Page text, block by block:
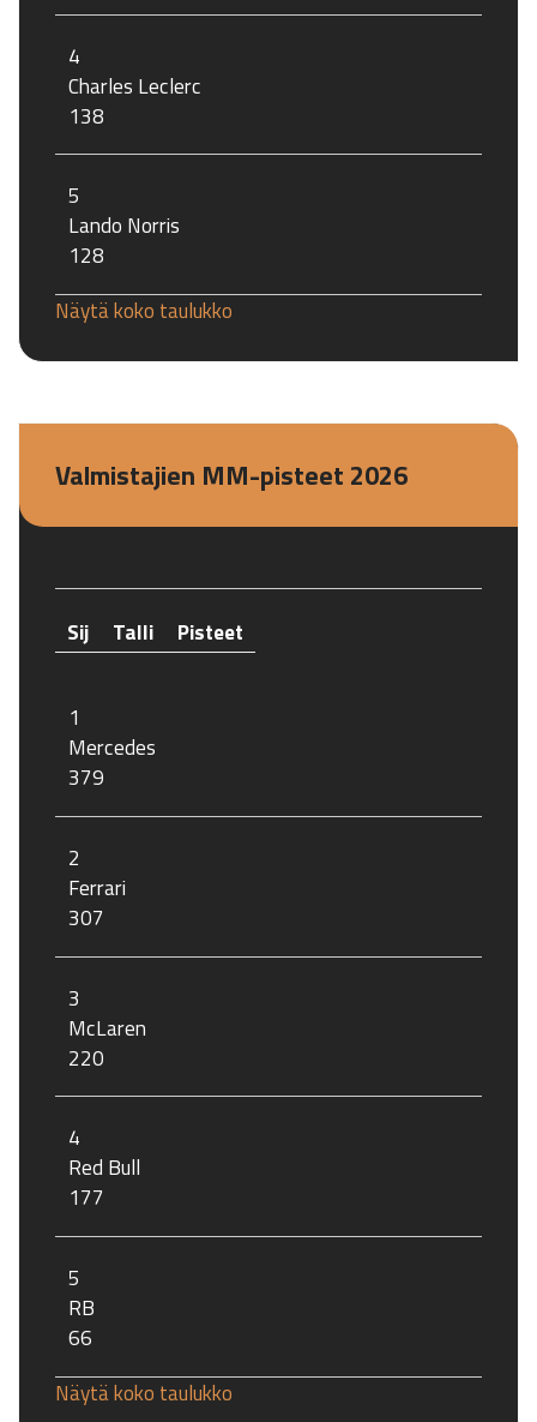
4
Charles Leclerc
138
5
Lando Norris
128
Näytä koko taulukko
Valmistajien MM-pisteet 2026
Sij Talli Pisteet
1
Mercedes
379
2
Ferrari
307
3
McLaren
220
4
Red Bull
177
5
RB
66
Näytä koko taulukko